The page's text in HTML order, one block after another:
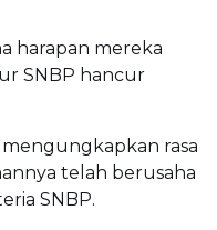
harapan mereka
SNBP hancur
rasa
telah berusaha
SNBP.